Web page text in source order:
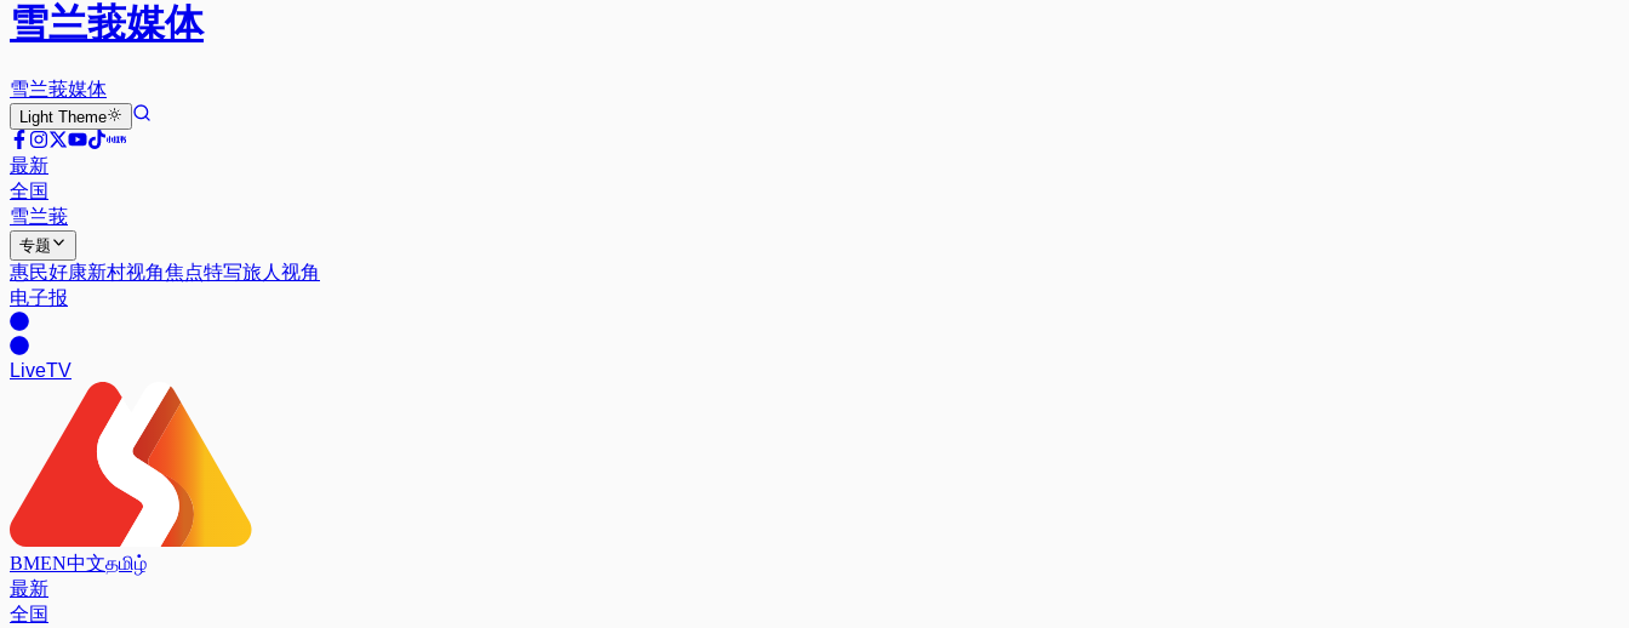
雪兰莪媒体
雪兰莪媒体
Light Theme
最新
全国
雪兰莪
专题
惠民好康新村视角焦点特写旅人视角
电子报
LiveTV
BMEN中文தமிழ்
最新
全国